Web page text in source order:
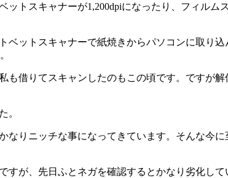
トスキャナーが1,200dpiになったり、フィル
ットスキャナーで紙焼きからパソコンに取り
借りてスキャンしたのもこの頃です。ですが
。
りニッチな事になってきています。そんな今
が、先日ふとネガを確認するとかなり劣化して